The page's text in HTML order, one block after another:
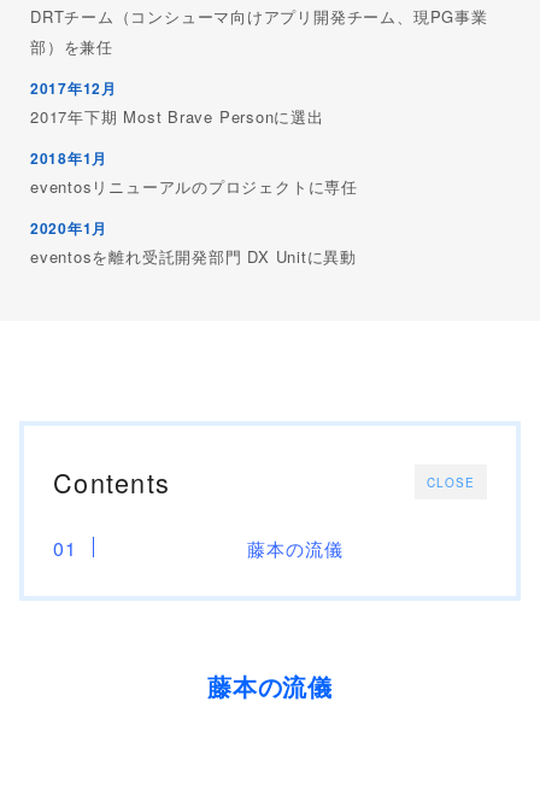
DRTチーム（コンシューマ向けアプリ開発チーム、現PG事業
部）を兼任
2017年12月
2017年下期 Most Brave Personに選出
2018年1月
eventosリニューアルのプロジェクトに専任
2020年1月
eventosを離れ受託開発部門 DX Unitに異動
CLOSE
Contents
藤本の流儀
藤本の流儀